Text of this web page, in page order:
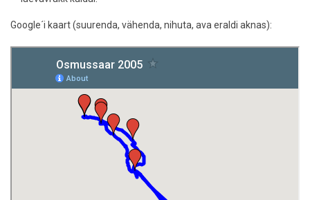
Google´i kaart (suurenda, vähenda, nihuta, ava eraldi aknas):